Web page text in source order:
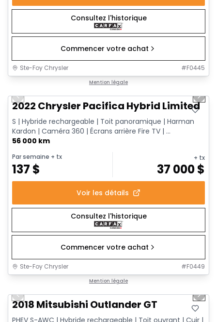
Consultez l'historique
Commencer votre achat
Ste-Foy Chrysler #F0445
Mention légale
Previous slide Next
2022 Chrysler Pacifica Hybrid Limited
S | Hybride rechargeable | Toit panoramique | Harman
Kardon | Caméra 360 | Écrans arrière Fire TV | ...
56 000 km
Par semaine + tx
137 $
+ tx
37 000$
Voir les détails
Consultez l'historique
Commencer votre achat
Ste-Foy Chrysler #F0449
Mention légale
Previous slide Next
2018 Mitsubishi Outlander GT